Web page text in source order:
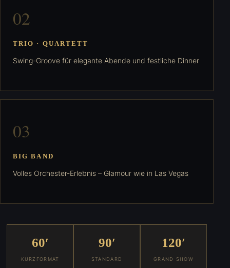
02
TRIO · QUARTETT
Swing-Groove für elegante Abende und festliche Dinner
03
BIG BAND
Volles Orchester-Erlebnis – Glamour wie in Las Vegas
60′
KURZFORMAT
90′
STANDARD
120′
GRAND SHOW